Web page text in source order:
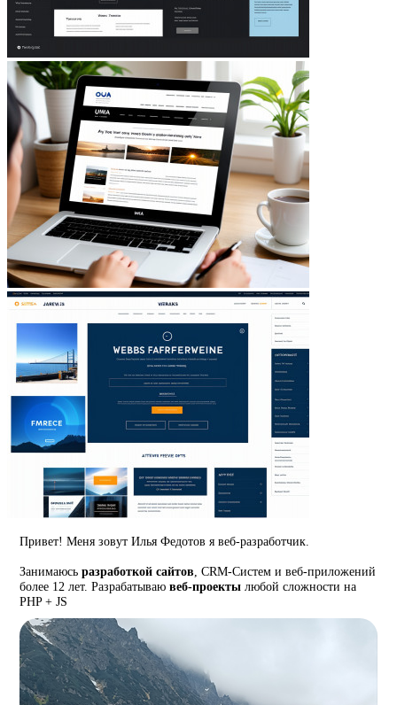
Привет! Меня зовут Илья Федотов я веб-разработчик.
Занимаюсьразработкой сайтов, CRM-Систем и веб-приложений
более 12 лет. Разрабатываювеб-проекты любой сложности на
PHP + JS